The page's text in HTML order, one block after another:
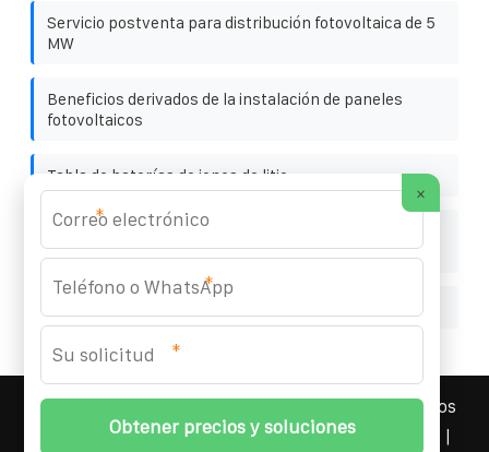
Servicio postventa para distribución fotovoltaica de 5
MW
Beneficios derivados de la instalación de paneles
fotovoltaicos
Tabla de baterías de iones de litio
Estación base contenedor solar gabinete de baterías
estación base de energía ESS
YOUFOTO INDUSTRIAL SOLAR
2026 Todos los
derechos reservados. | Teléfono:+34 91 527 43 18
×
*
*
*